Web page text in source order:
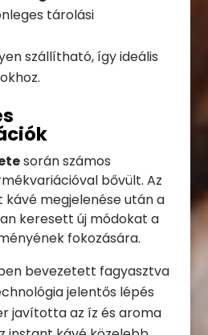
tárolási
szállítható, így ideális
során számos
bővült. Az
kávé megjelenése után a
keresett új módokat a
fokozására.
bevezetett fagyasztva
jelentős lépés
javította az íz és aroma